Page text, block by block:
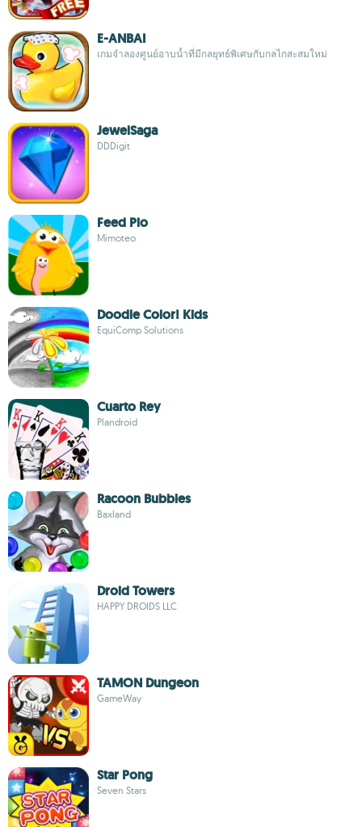
E-ANBAI
เกมจำลองศูนย์อาบน้ำที่มีกลยุทธ์พิเศษกับกลไกสะสมใหม่
JewelSaga
DDDigit
Feed Pio
Mimoteo
Doodle Color! Kids
EquiComp Solutions
Cuarto Rey
Plandroid
Racoon Bubbles
Baxland
Droid Towers
HAPPY DROIDS LLC
TAMON Dungeon
GameWay
Star Pong
Seven Stars